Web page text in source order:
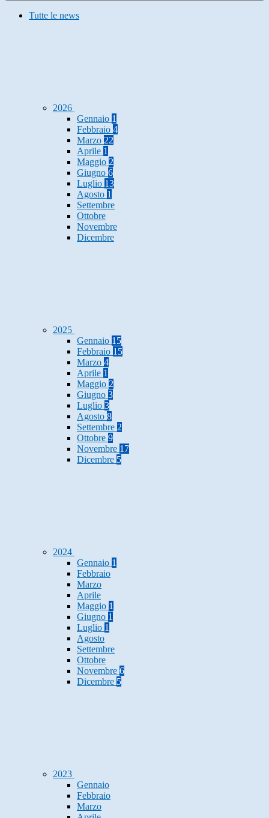
Tutte le news
2026
Gennaio 1
Febbraio 4
Marzo 22
Aprile 1
Maggio 2
Giugno 6
Luglio 13
Agosto 1
Settembre
Ottobre
Novembre
Dicembre
2025
Gennaio 15
Febbraio 15
Marzo 4
Aprile 1
Maggio 2
Giugno 3
Luglio 3
Agosto 8
Settembre 2
Ottobre 9
Novembre 17
Dicembre 5
2024
Gennaio 1
Febbraio
Marzo
Aprile
Maggio 1
Giugno 1
Luglio 1
Agosto
Settembre
Ottobre
Novembre 6
Dicembre 5
2023
Gennaio
Febbraio
Marzo